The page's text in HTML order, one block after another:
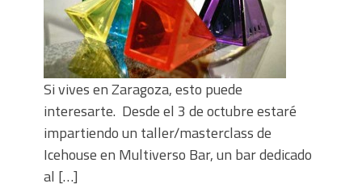
Si vives en Zaragoza, esto puede
interesarte. Desde el 3 de octubre estaré
impartiendo un taller/masterclass de
Icehouse en Multiverso Bar, un bar dedicado
al […]